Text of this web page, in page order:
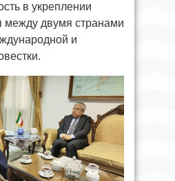
в укреплении
между двумя странами
и